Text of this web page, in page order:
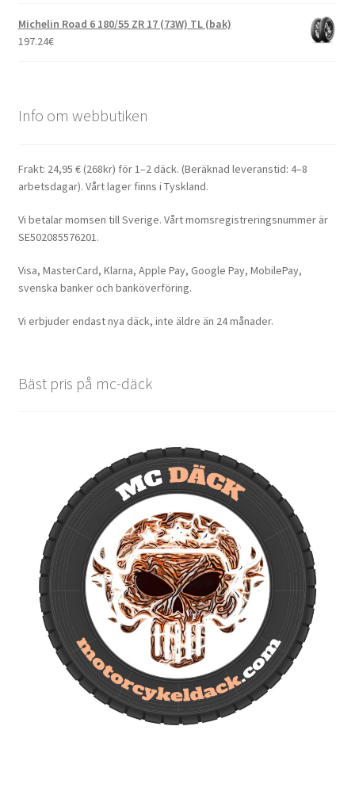
Michelin Road 6 180/55 ZR 17 (73W) TL (bak)
197.24€
Info om webbutiken
Frakt: 24,95 € (268kr) för 1–2 däck. (Beräknad leveranstid: 4–8
arbetsdagar). Vårt lager finns i Tyskland.
Vi betalar momsen till Sverige. Vårt momsregistreringsnummer är
SE502085576201.
Visa, MasterCard, Klarna, Apple Pay, Google Pay, MobilePay,
svenska banker och banköverföring.
Vi erbjuder endast nya däck, inte äldre än 24 månader.
Bäst pris på mc-däck